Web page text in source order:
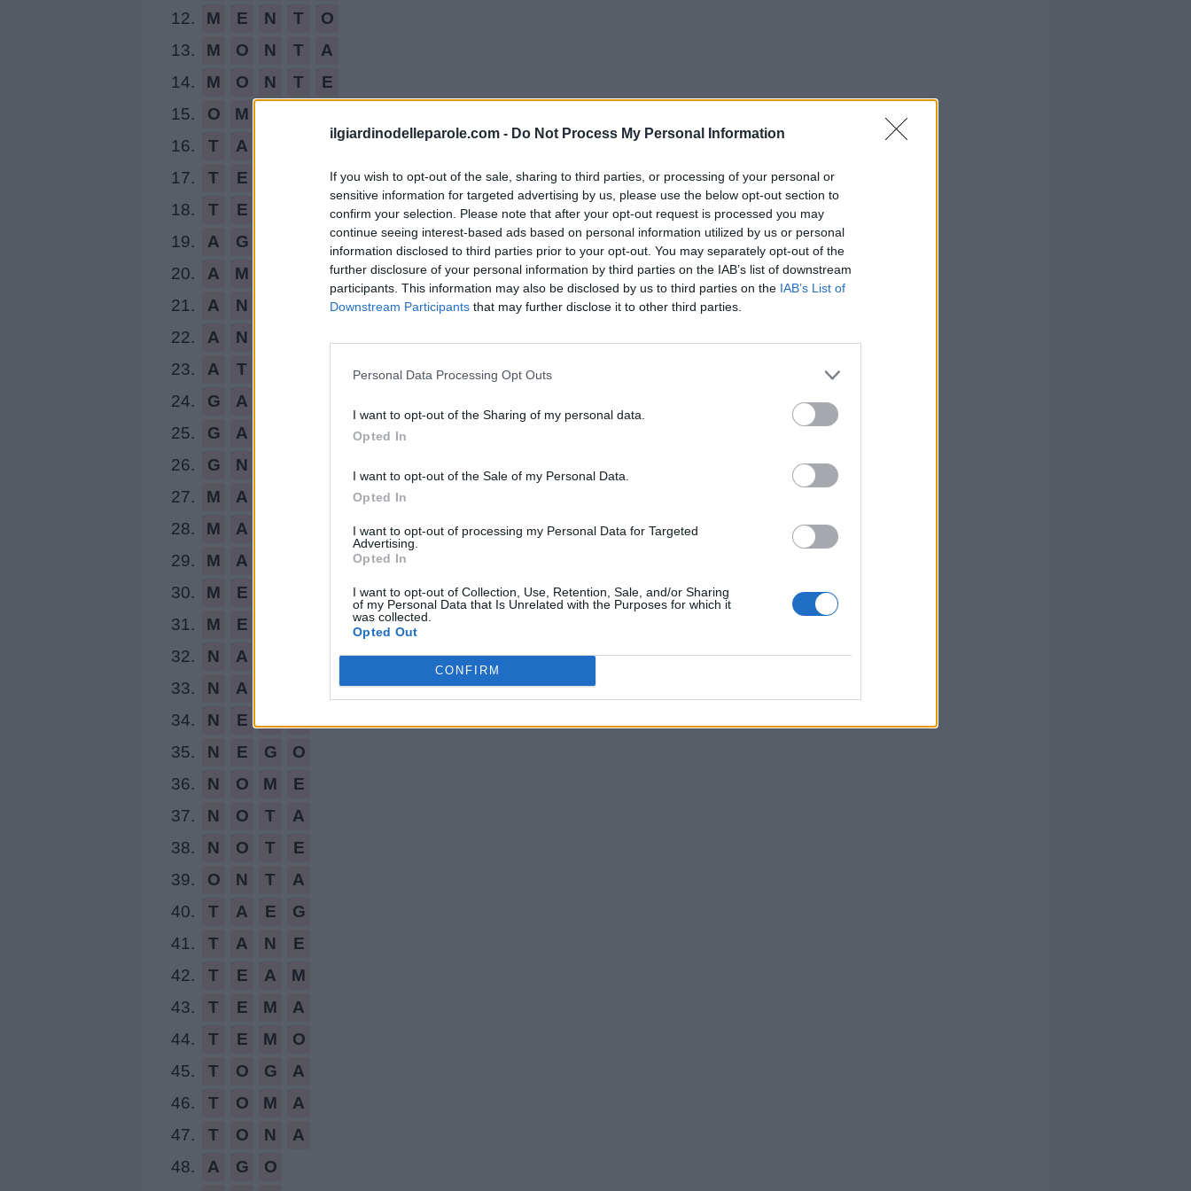
ilgiardinodelleparole.com - Do Not Process My Personal Information
If you wish to opt-out of the sale, sharing to third parties, or processing of your personal or
sensitive information for targeted advertising by us, please use the below opt-out section to
confirm your selection. Please note that after your opt-out request is processed you may
continue seeing interest-based ads based on personal information utilized by us or personal
information disclosed to third parties prior to your opt-out. You may separately opt-out of the
further disclosure of your personal information by third parties on the IAB’s list of downstream
participants. This information may also be disclosed by us to third parties on the IAB’s List of
Downstream Participants that may further disclose it to other third parties.
Personal Data Processing Opt Outs
I want to opt-out of the Sharing of my personal data.
Opted In
I want to opt-out of the Sale of my Personal Data.
Opted In
I want to opt-out of processing my Personal Data for Targeted
Advertising.
Opted In
I want to opt-out of Collection, Use, Retention, Sale, and/or Sharing
of my Personal Data that Is Unrelated with the Purposes for which it
was collected.
Opted Out
CONFIRM
12.
M E N T
O
13.
M O N T
A
14.
M O N T
E
15.
O M
16.
T A
17.
T E
A
18.
T E
O
19.
A G
20.
A M
21.
A N
22.
A N
23.
A T
24.
G A
25.
G A
26.
G N
27.
M A
28.
M A
29.
M A
30.
M E
31.
M E
32.
N A
33.
N A
34.
N E
35.
N E G
O
36.
N O M
E
37.
N O T
A
38.
N O T
E
39.
O N T
A
40.
T A E
G
41.
T A N
E
42.
T E A
M
43.
T E M
A
44.
T E M
O
45.
T O G
A
46.
T O M
A
47.
T O N
A
48.
A G
O